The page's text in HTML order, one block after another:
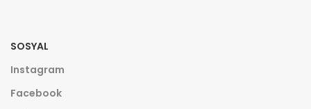
SOSYAL
Instagram
Facebook